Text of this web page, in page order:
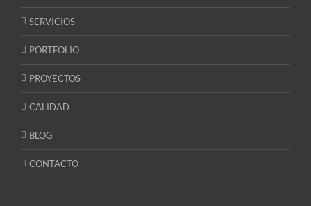
SERVICIOS
PORTFOLIO
PROYECTOS
CALIDAD
BLOG
CONTACTO